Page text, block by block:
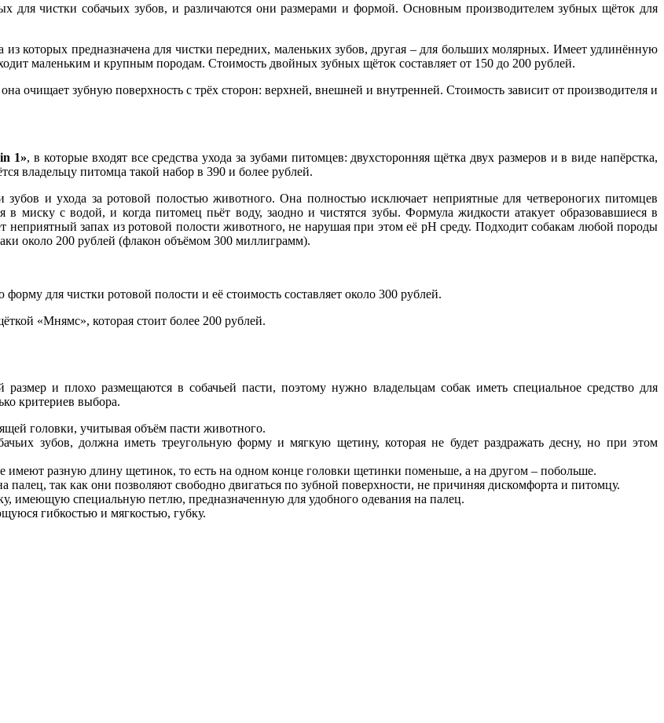
для чистки собачьих зубов, и различаются они размерами и формой. Основным производителем зубных щёток для
которых предназначена для чистки передних, маленьких зубов, другая – для больших молярных. Имеет удлинённую
маленьким и крупным породам. Стоимость двойных зубных щёток составляет от 150 до 200 рублей.
очищает зубную поверхность с трёх сторон: верхней, внешней и внутренней. Стоимость зависит от производителя и
1», в которые входят все средства ухода за зубами питомцев: двухсторонняя щётка двух размеров и в виде напёрстка,
владельцу питомца такой набор в 390 и более рублей.
зубов и ухода за ротовой полостью животного. Она полностью исключает неприятные для четвероногих питомцев
в миску с водой, и когда питомец пьёт воду, заодно и чистятся зубы. Формула жидкости атакует образовавшиеся в
неприятный запах из ротовой полости животного, не нарушая при этом её pH среду. Подходит собакам любой породы
около 200 рублей (флакон объёмом 300 миллиграмм).
для чистки ротовой полости и её стоимость составляет около 300 рублей.
«Мнямс», которая стоит более 200 рублей.
и плохо размещаются в собачьей пасти, поэтому нужно владельцам собак иметь специальное средство для
критериев выбора.
головки, учитывая объём пасти животного.
зубов, должна иметь треугольную форму и мягкую щетину, которая не будет раздражать десну, но при этом
разную длину щетинок, то есть на одном конце головки щетинки поменьше, а на другом – побольше.
палец, так как они позволяют свободно двигаться по зубной поверхности, не причиняя дискомфорта и питомцу.
имеющую специальную петлю, предназначенную для удобного одевания на палец.
гибкостью и мягкостью, губку.